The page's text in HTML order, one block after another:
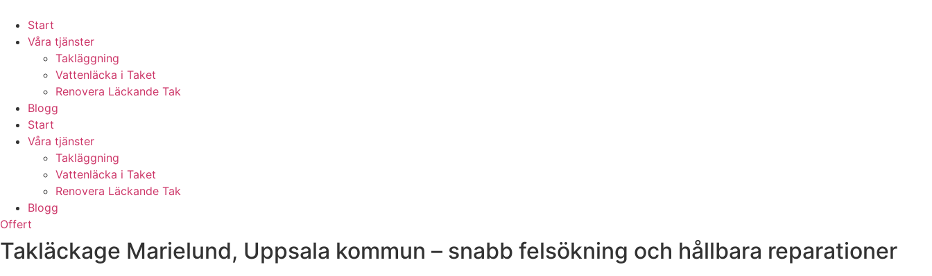
content
Start
Våra tjänster
Takläggning
Vattenläcka i Taket
Renovera Läckande Tak
Blogg
Start
Våra tjänster
Takläggning
Vattenläcka i Taket
Renovera Läckande Tak
Blogg
Offert
Takläckage Marielund, Uppsala kommun – snabb felsökning och hållbara reparationer